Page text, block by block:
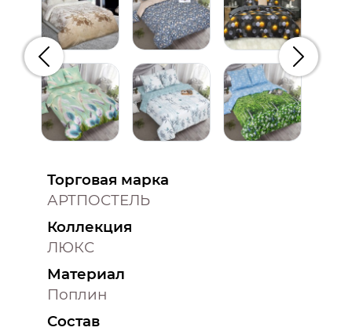
Предыдущий
Торговая марка
АРТПОСТЕЛЬ
Коллекция
ЛЮКС
Материал
Поплин
Состав